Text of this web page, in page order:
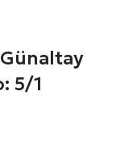
5/1